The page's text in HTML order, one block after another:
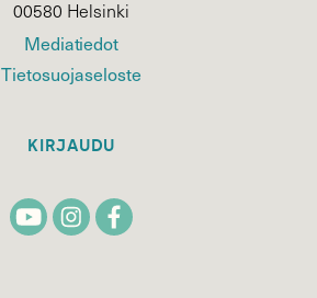
00580 Helsinki
Mediatiedot
Tietosuojaseloste
KIRJAUDU